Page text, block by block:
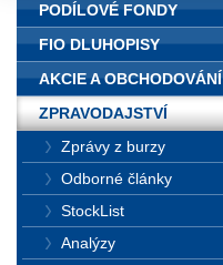
PODÍLOVÉ FONDY
FIO DLUHOPISY
AKCIE A OBCHODOVÁNÍ
ZPRAVODAJSTVÍ
Zprávy z burzy
Odborné články
StockList
Analýzy